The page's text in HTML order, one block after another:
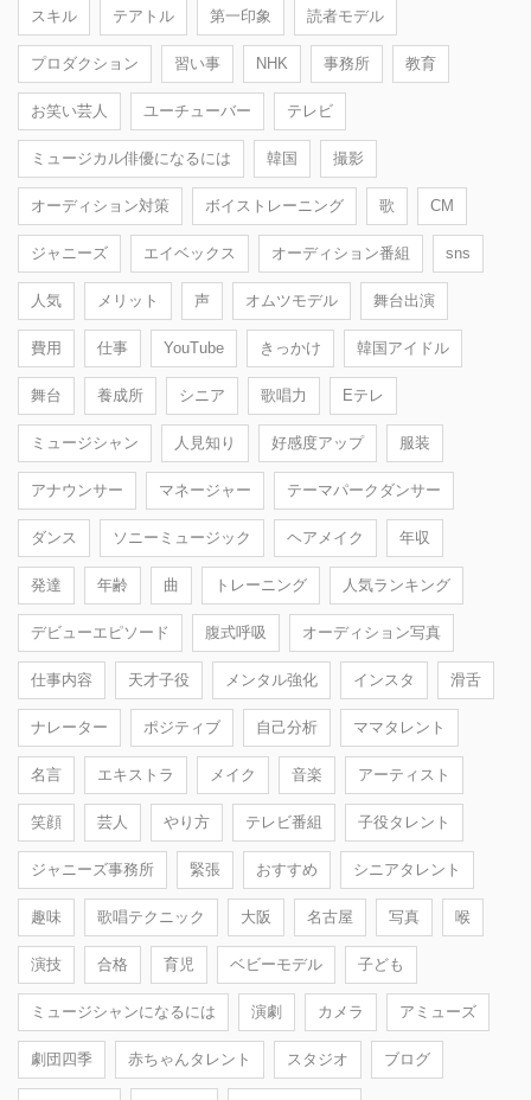
スキル テアトル 第一印象 読者モデル
プロダクション 習い事 NHK 事務所 教育
お笑い芸人 ユーチューバー テレビ
ミュージカル俳優になるには 韓国 撮影
オーディション対策 ボイストレーニング 歌 CM
ジャニーズ エイベックス オーディション番組 sns
人気 メリット 声 オムツモデル 舞台出演
費用 仕事 YouTube きっかけ 韓国アイドル
舞台 養成所 シニア 歌唱力 Eテレ
ミュージシャン 人見知り 好感度アップ 服装
アナウンサー マネージャー テーマパークダンサー
ダンス ソニーミュージック ヘアメイク 年収
発達 年齢 曲 トレーニング 人気ランキング
デビューエピソード 腹式呼吸 オーディション写真
仕事内容 天才子役 メンタル強化 インスタ 滑舌
ナレーター ポジティブ 自己分析 ママタレント
名言 エキストラ メイク 音楽 アーティスト
笑顔 芸人 やり方 テレビ番組 子役タレント
ジャニーズ事務所 緊張 おすすめ シニアタレント
趣味 歌唱テクニック 大阪 名古屋 写真 喉
演技 合格 育児 ベビーモデル 子ども
ミュージシャンになるには 演劇 カメラ アミューズ
劇団四季 赤ちゃんタレント スタジオ ブログ